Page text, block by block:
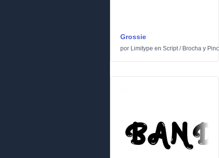
Grossie
por Limitype en Script/ Brocha y